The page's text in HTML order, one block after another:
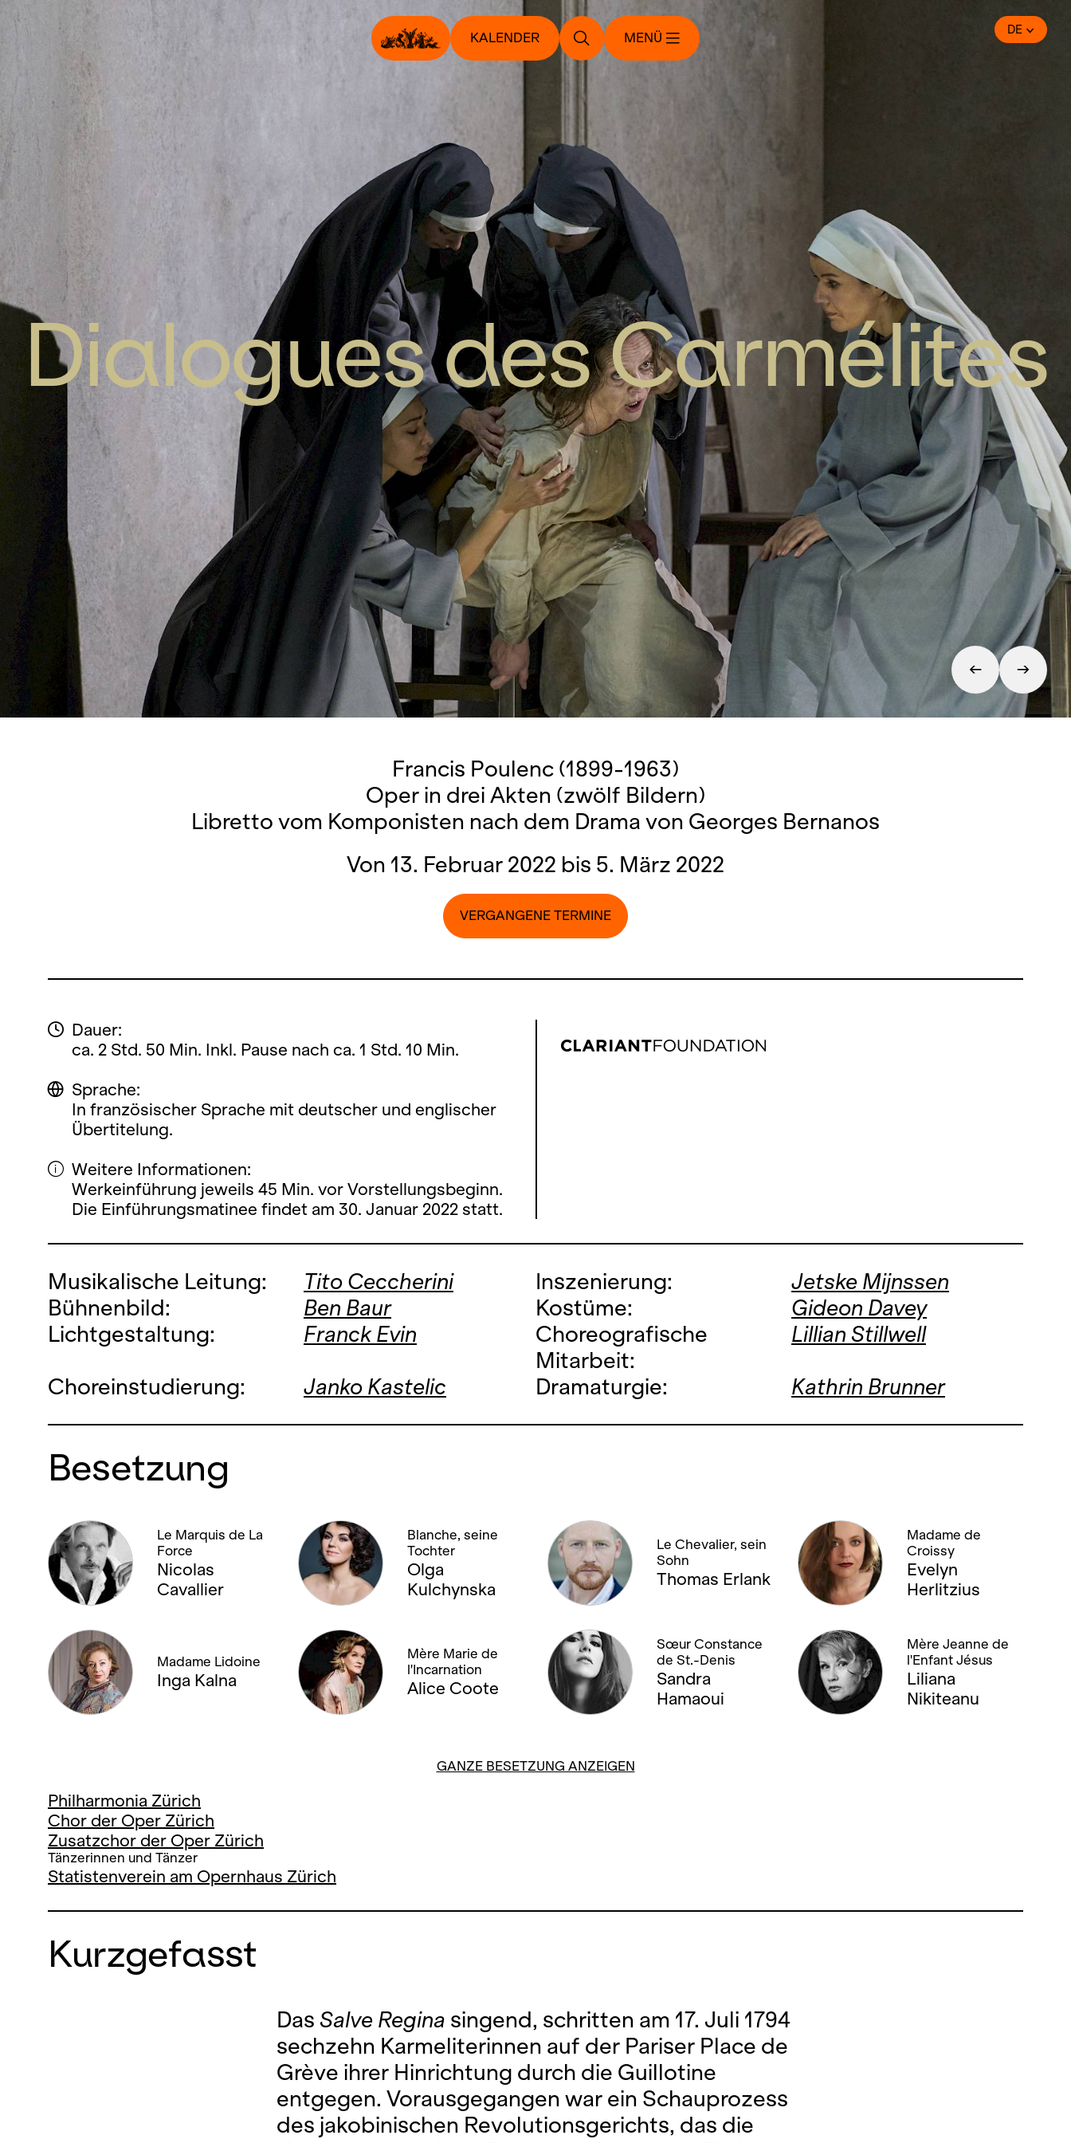
KALENDER MENÜ
DE
Dialogues des Carmélites
Francis Poulenc (1899-1963)
Oper in drei Akten (zwölf Bildern)
Libretto vom Komponisten nach dem Drama von Georges Bernanos
Von 13. Februar 2022 bis 5. März 2022
VERGANGENE TERMINE
Dauer:
ca. 2 Std. 50 Min. Inkl. Pause nach ca. 1 Std. 10 Min.
Sprache:
In französischer Sprache mit deutscher und englischer
Übertitelung.
Weitere Informationen:
Werkeinführung jeweils 45 Min. vor Vorstellungsbeginn.
Die Einführungsmatinee findet am 30. Januar 2022 statt.
Musikalische Leitung: Tito Ceccherini Inszenierung:
Jetske Mijnssen
Bühnenbild:
Ben Baur Kostüme:
Gideon Davey
Lichtgestaltung:
Franck Evin
Choreografische
Mitarbeit:
Lillian Stillwell
Choreinstudierung: Janko Kastelic Dramaturgie: Kathrin Brunner
Besetzung
Le Marquis de La
Force
Nicolas
Cavallier
Blanche, seine
Tochter
Olga
Kulchynska
Le Chevalier, sein
Sohn
Thomas Erlank
Madame de
Croissy
Evelyn
Herlitzius
Madame Lidoine
Inga Kalna
Mère Marie de
l'Incarnation
Alice Coote
Sœur Constance
de St.-Denis
Sandra
Hamaoui
Mère Jeanne de
l'Enfant Jésus
Liliana
Nikiteanu
GANZE BESETZUNG ANZEIGEN
Philharmonia Zürich
Chor der Oper Zürich
Zusatzchor der Oper Zürich
Tänzerinnen und Tänzer
Statistenverein am Opernhaus Zürich
Kurzgefasst
Das Salve Regina singend, schritten am 17. Juli 1794
sechzehn Karmeliterinnen auf der Pariser Place de
Grève ihrer Hinrichtung durch die Guillotine
entgegen. Vorausgegangen war ein Schauprozess
des jakobinischen Revolutionsgerichts, das die